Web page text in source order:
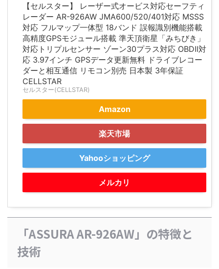
【セルスター】 レーザー式オービス対応セーフティ
レーダー AR-926AW JMA600/520/401対応 MSSS
対応 フルマップ一体型 18バンド 誤報識別機能搭載
高精度GPSモジュール搭載 準天頂衛星「みちびき」
対応トリプルセンサー ゾーン30プラス対応 OBDII対
応 3.97インチ GPSデータ更新無料 ドライブレコー
ダーと相互通信 リモコン別売 日本製 3年保証
CELLSTAR
セルスター(CELLSTAR)
Amazon
楽天市場
Yahooショッピング
メルカリ
「ASSURA AR-926AW」の特徴と
技術